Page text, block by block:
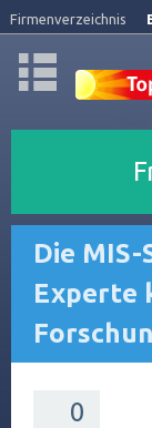
Firmenverzeichnis
Die
Experte
0